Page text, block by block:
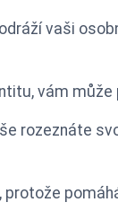
vaši
vám
rozeznáte